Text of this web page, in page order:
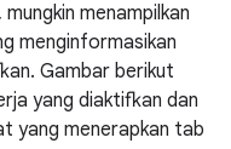
menampilkan
menginformasikan
Gambar berikut
yang diaktifkan dan
yang menerapkan tab